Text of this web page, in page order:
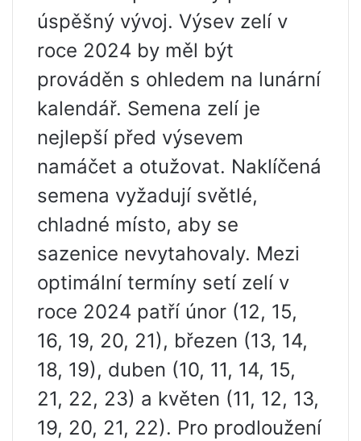
úspěšný vývoj. Výsev zelí v
roce 2024 by měl být
prováděn s ohledem na lunární
kalendář. Semena zelí je
nejlepší před výsevem
namáčet a otužovat. Naklíčená
semena vyžadují světlé,
chladné místo, aby se
sazenice nevytahovaly. Mezi
optimální termíny setí zelí v
roce 2024 patří únor (12, 15,
16, 19, 20, 21), březen (13, 14,
18, 19), duben (10, 11, 14, 15,
21, 22, 23) a květen (11, 12, 13,
19, 20, 21, 22). Pro prodloužení